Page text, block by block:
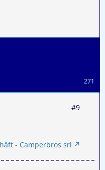
271
#9
- Camperbros srl